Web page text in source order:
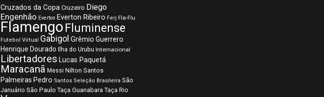
Cruzados da Copa Cruzeiro Diego
Engenhão Everton Everton Ribeiro Ferj Fla-Flu
Flamengo Fluminense
Futebol Virtual Gabigol Grêmio Guerrero
Henrique Dourado Ilha do Urubu Internacional
Libertadores Lucas Paquetá
Maracanã Messi Nilton Santos
Palmeiras Pedro Santos Seleção Brasileira São
Januário São Paulo Taça Guanabara Taça Rio